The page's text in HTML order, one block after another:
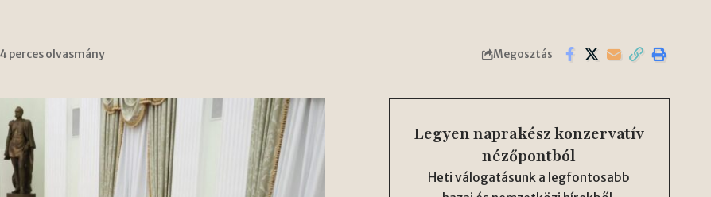
4 perces olvasmány Megosztás
Legyen naprakész konzervatív
nézőpontból
Heti válogatásunk a legfontosabb